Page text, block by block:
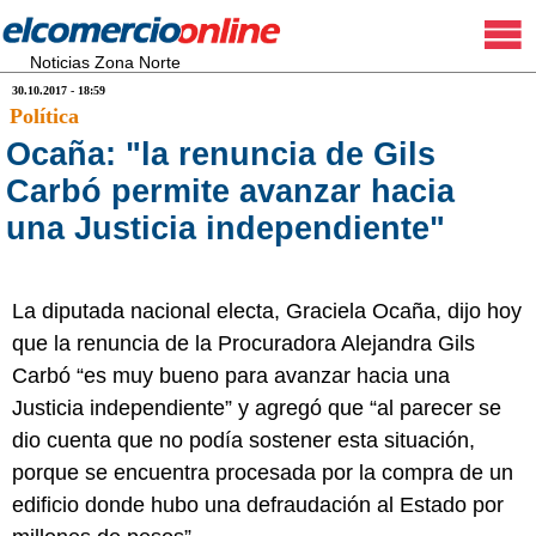
Noticias Zona Norte
30.10.2017 - 18:59
Política
Ocaña: "la renuncia de Gils
Carbó permite avanzar hacia
una Justicia independiente"
La diputada nacional electa, Graciela Ocaña, dijo hoy
que la renuncia de la Procuradora Alejandra Gils
Carbó “es muy bueno para avanzar hacia una
Justicia independiente” y agregó que “al parecer se
dio cuenta que no podía sostener esta situación,
porque se encuentra procesada por la compra de un
edificio donde hubo una defraudación al Estado por